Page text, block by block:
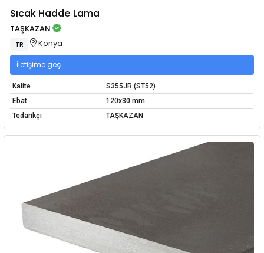
Sıcak Hadde Lama
TAŞKAZAN
TR Konya
İletişime geç
Kalite
S355JR (ST52)
Ebat
120x30 mm
Tedarikçi
TAŞKAZAN